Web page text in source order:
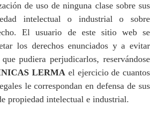
de uso de ninguna clase sobre sus
intelectual o industrial o sobre
El usuario de este sitio web se
los derechos enunciados y a evitar
pudiera perjudicarlos, reservándose
LERMA el ejercicio de cuantos
le correspondan en defensa de sus
propiedad intelectual e industrial.